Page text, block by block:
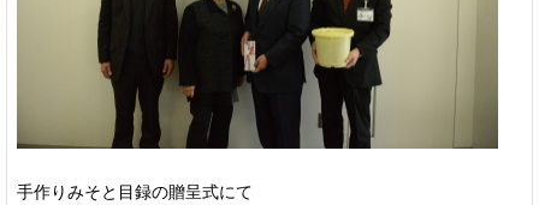
手作りみそと目録の贈呈式にて